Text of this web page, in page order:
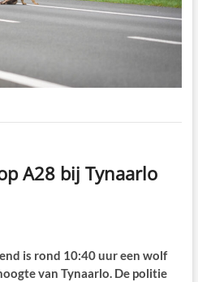
A28 bij Tynaarlo
is rond 10:40 uur een wolf
van Tynaarlo. De politie